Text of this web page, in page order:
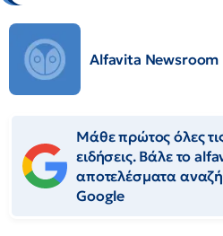
Alfavita Newsroom
Μάθε πρώτος όλες
ειδήσεις. Βάλε το
αποτελέσματα
Google